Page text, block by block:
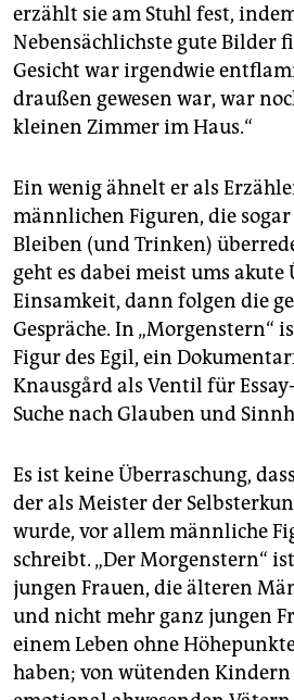
erzählt sie am Stuhl fest,
Nebensächlichste gute Bilder
Gesicht war irgendwie
draußen gewesen war, war
kleinen Zimmer im Haus.“
Ein wenig ähnelt er als
männlichen Figuren, die
Bleiben (und Trinken)
geht es dabei meist ums
Einsamkeit, dann folgen die
Gespräche. In „Morgenstern“
Figur des Egil, ein
Knausgård als Ventil für
Suche nach Glauben und
Es ist keine Überraschung,
der als Meister der
wurde, vor allem männliche
schreibt. „Der Morgenstern“
jungen Frauen, die älteren
und nicht mehr ganz jungen
einem Leben ohne
haben; von wütenden